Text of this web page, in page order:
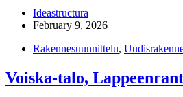
Ideastructura
February 9, 2026
Rakennesuunnittelu,
Voiska-talo,